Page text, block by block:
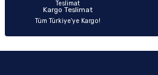
Kargo Teslimat
Tüm Türkiye’ye Kargo!